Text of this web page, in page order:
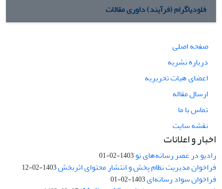
فلودیاگرام (فرآیند) داوری مقالات
صفحه اصلی
درباره نشریه
اعضای هیات تحریریه
ارسال مقاله
تماس با ما
نقشه سایت
اخبار و اعلانات
رادیو در عصر رسانه‌های نو1403-02-01
فراخوان مدیریت نظام پخش و انتشار محتوای اثربخش1403-02-12
فراخوان سواد رسانه‌ای1403-02-01